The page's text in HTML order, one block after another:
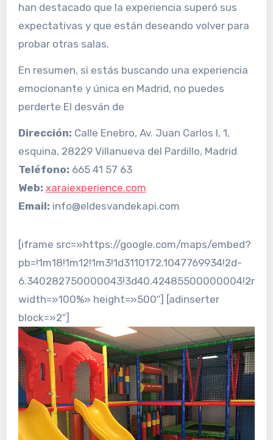
han destacado que la experiencia superó sus
expectativas y que están deseando volver para
probar otras salas.
En resumen, si estás buscando una experiencia
emocionante y única en Madrid, no puedes
perderte El desván de
Dirección: Calle Enebro, Av. Juan Carlos I, 1,
esquina, 28229 Villanueva del Pardillo, Madrid
Teléfono: 665 41 57 63
Web: xaraiexperience.com
Email: info@eldesvandekapi.com
[iframe src=»https://google.com/maps/embed?
pb=!1m18!1m12!1m3!1d3110172.1047769934!2d-
width=»100%» height=»500″] [adinserter
block=»2″]